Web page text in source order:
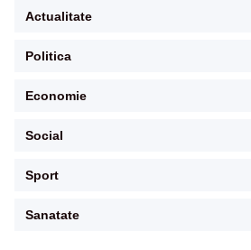
Actualitate
Politica
Economie
Social
Sport
Sanatate